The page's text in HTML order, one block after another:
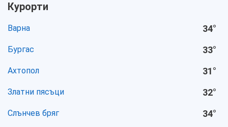
Курорти
Варна 34°
Бургас 33°
Ахтопол 31°
Златни пясъци 32°
Слънчев бряг 34°